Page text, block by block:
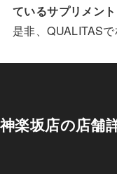
ているサプリメント
是非、QUALITAS
神楽坂店の店舗